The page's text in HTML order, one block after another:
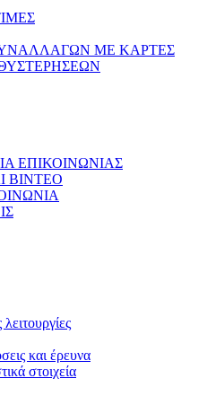
ΜΕ ΚΑΡΤΕΣ
ΕΠΙΚΟΙΝΩΝΙΑΣ
ΒΙΝΤΕΟ
και έρευνα
στοιχεία